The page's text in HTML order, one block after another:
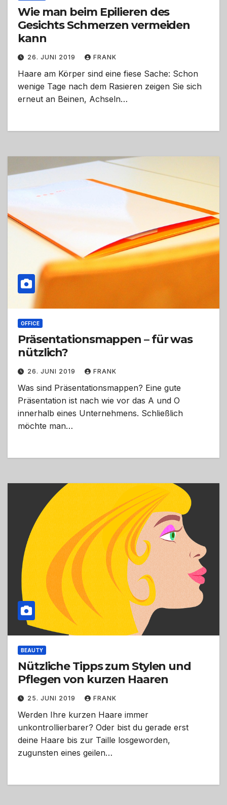
Wie man beim Epilieren des
Gesichts Schmerzen vermeiden
kann
26. JUNI 2019 FRANK
Haare am Körper sind eine fiese Sache: Schon
wenige Tage nach dem Rasieren zeigen Sie sich
erneut an Beinen, Achseln…
OFFICE
Präsentationsmappen – für was
nützlich?
26. JUNI 2019 FRANK
Was sind Präsentationsmappen? Eine gute
Präsentation ist nach wie vor das A und O
innerhalb eines Unternehmens. Schließlich
möchte man…
BEAUTY
Nützliche Tipps zum Stylen und
Pflegen von kurzen Haaren
25. JUNI 2019 FRANK
Werden Ihre kurzen Haare immer
unkontrollierbarer? Oder bist du gerade erst
deine Haare bis zur Taille losgeworden,
zugunsten eines geilen…